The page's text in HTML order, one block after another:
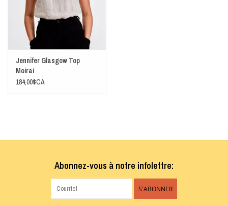
Jennifer Glasgow Top
Moirai
184,00$CA
Abonnez-vous à notre infolettre:
S'ABONNER